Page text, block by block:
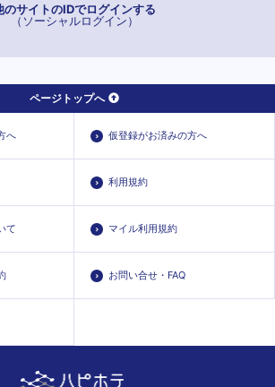
のサイトのIDでログインする
（ソーシャルログイン）
ページトップへ
へ 仮登録がお済みの方へ
利用規約
て マイル利用規約
お問い合せ・FAQ